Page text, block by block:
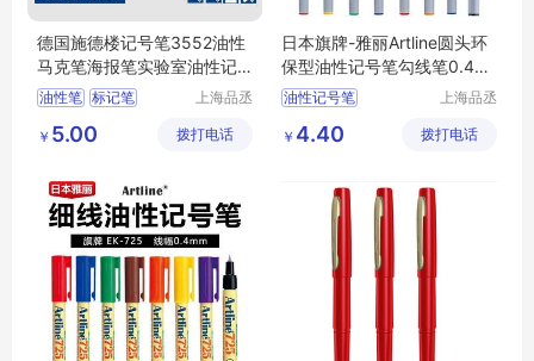
德国施德楼记号笔3552油性
马克笔海报笔实验室油性记
号笔2.0mm
油性笔 标记笔
上海品丞
公司
￥ 5.00 拨打电话
日本旗牌-雅丽Artline圆头环
保型油性记号笔勾线笔0.4m
EK-250
油性记号笔
上海品丞
公司
￥ 4.40 拨打电话